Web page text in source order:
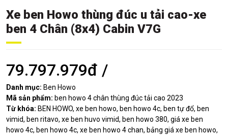
Xe ben Howo thùng đúc u tải cao-xe
ben 4 Chân (8x4) Cabin V7G
79.797.979đ /
Danh mục: Ben Howo
Mã sản phẩm: ben howo 4 chân thùng đúc tải cao 2023
Từ khóa: BEN HOWO, xe ben howo, ben howo 4c, ben tự đổ, ben
vimid, ben ritavo, xe ben huvo vimid, ben howo 380, giá xe ben
howo 4c, ben howo 4c, xe ben howo 4 chan, bảng giá xe ben howo,